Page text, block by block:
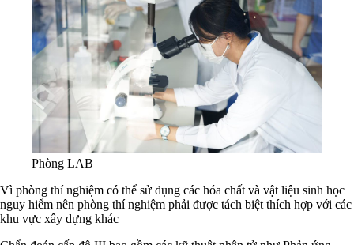
Phòng LAB
Vì phòng thí nghiệm có thể sử dụng các hóa chất và vật liệu sinh học
nguy hiểm nên phòng thí nghiệm phải được tách biệt thích hợp với các
khu vực xây dựng khác